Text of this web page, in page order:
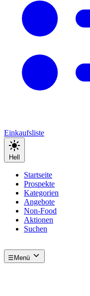
Einkaufsliste
Hell
Startseite
Prospekte
Kategorien
Angebote
Non-Food
Aktionen
Suchen
☰ Menü